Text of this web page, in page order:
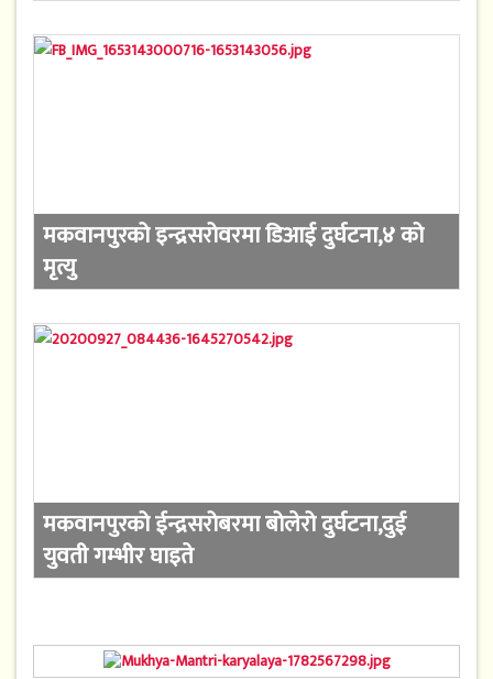
मकवानपुरको इन्द्रसरोवरमा डिआई दुर्घटना,४ को
मृत्यु
मकवानपुरको ईन्द्रसरोबरमा बोलेरो दुर्घटना,दुई
युवती गम्भीर घाइते